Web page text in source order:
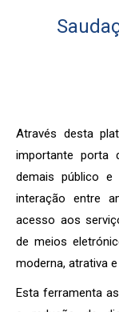
Através desta
importante porta
demais público
interação entre
acesso aos
de meios
moderna, atrativa
Esta ferramenta